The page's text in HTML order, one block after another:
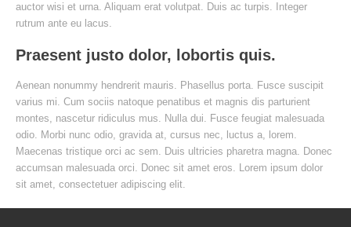
auctor wisi et urna. Aliquam erat volutpat. Duis ac turpis. Integer
rutrum ante eu lacus.
Praesent justo dolor, lobortis quis.
Aenean nonummy hendrerit mauris. Phasellus porta. Fusce suscipit
varius mi. Cum sociis natoque penatibus et magnis dis parturient
montes, nascetur ridiculus mus. Nulla dui. Fusce feugiat malesuada
odio. Morbi nunc odio, gravida at, cursus nec, luctus a, lorem.
Maecenas tristique orci ac sem. Duis ultricies pharetra magna. Donec
accumsan malesuada orci. Donec sit amet eros. Lorem ipsum dolor
sit amet, consectetuer adipiscing elit.